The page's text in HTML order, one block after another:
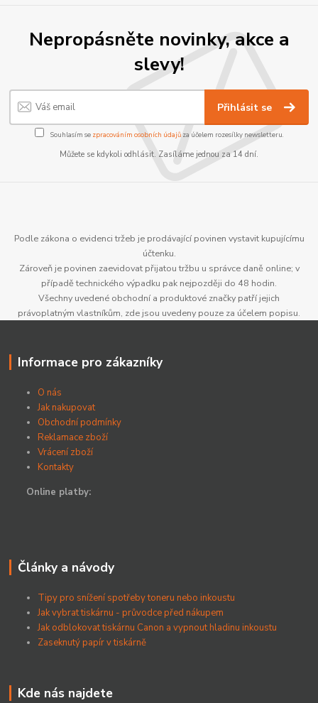
Nepropásněte novinky, akce a
slevy!
Přihlásit se
Souhlasím se zpracováním osobních údajůza účelem rozesílky newsletteru.
Můžete se kdykoli odhlásit. Zasíláme jednou za 14 dní.
Podle zákona o evidenci tržeb je prodávající povinen vystavit kupujícímu
účtenku.
Zároveň je povinen zaevidovat přijatou tržbu u správce daně online; v
případě technického výpadku pak nejpozději do 48 hodin.
Všechny uvedené obchodní a produktové značky patří jejich
právoplatným vlastníkům, zde jsou uvedeny pouze za účelem popisu.
Informace pro zákazníky
O nás
Jak nakupovat
Obchodní podmínky
Reklamace zboží
Vrácení zboží
Kontakty
Online platby:
Články a návody
Tipy pro snížení spotřeby toneru nebo inkoustu
Jak vybrat tiskárnu - průvodce před nákupem
Jak odblokovat tiskárnu Canon a vypnout hladinu inkoustu
Zaseknutý papír v tiskárně
Kde nás najdete